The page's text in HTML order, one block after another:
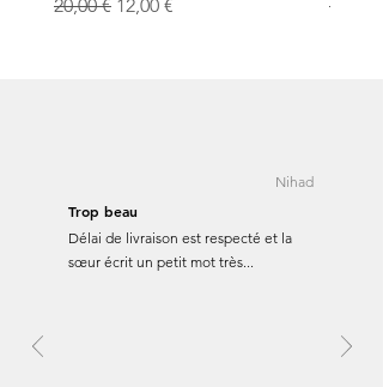
20,00 € 12,00 € 15,00 €
Nihad
Trop beau
Délai de livraison est respecté et la
sœur écrit un petit mot très...